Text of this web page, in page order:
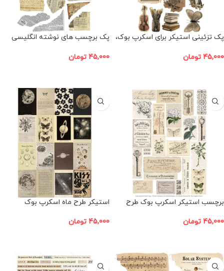
پک تزئینی استیکر برای اسکرپ بوک،
45,000 تومان
پک برچسب های نوشته انگلیسی
45,000 تومان
برچسب استیکر اسکرپ بوک طرح
45,000 تومان
استیکر طرح ماه اسکرپ بوک
45,000 تومان